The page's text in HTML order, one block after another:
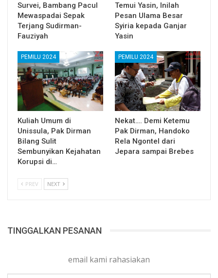
Survei, Bambang Pacul
Mewaspadai Sepak
Terjang Sudirman-
Fauziyah
Temui Yasin, Inilah
Pesan Ulama Besar
Syiria kepada Ganjar
Yasin
PEMILU 2024
Kuliah Umum di
Unissula, Pak Dirman
Bilang Sulit
Sembunyikan Kejahatan
Korupsi di…
PEMILU 2024
Nekat…. Demi Ketemu
Pak Dirman, Handoko
Rela Ngontel dari
Jepara sampai Brebes
PREV NEXT
TINGGALKAN PESANAN
email kami rahasiakan